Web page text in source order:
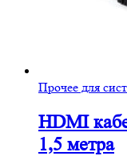
Прочее для
HDMI
1,5 метра